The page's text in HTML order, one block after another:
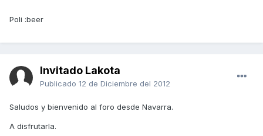
Poli :beer
Invitado Lakota
Publicado 12 de Diciembre del 2012
Saludos y bienvenido al foro desde Navarra.
A disfrutarla.